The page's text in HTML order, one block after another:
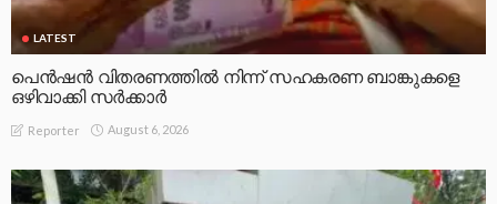
LATEST
പെൻഷൻ വിതരണത്തിൽ നിന്ന് സഹകരണ ബാങ്കുകളെ
ഒഴിവാക്കി സർക്കാർ
Reporter August 6, 2026